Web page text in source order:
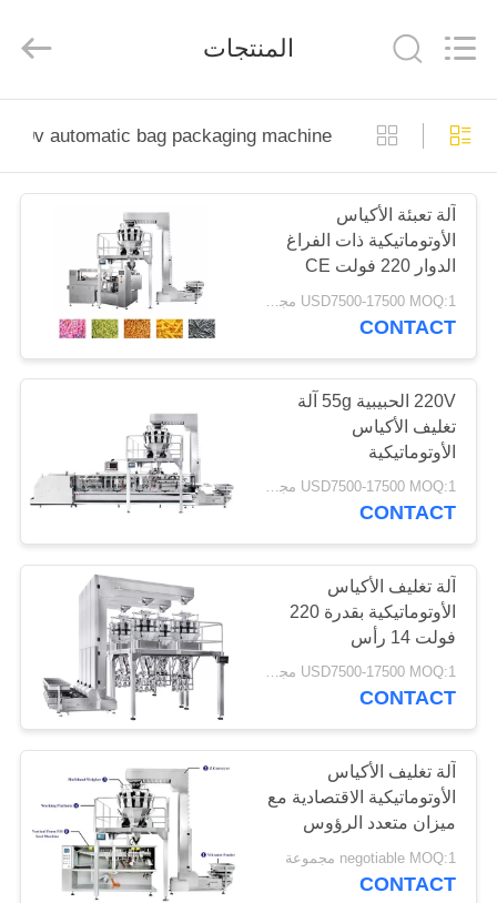
منزل
المنتجات
حول
جولة
في
المعمل
ضبط
الجودة
اتصل
طلب
اقتباس
خريطة
الموقع
Machinery
Co.,
Rights
المنتجات
220v automatic bag packaging machine
آلة تعبئة الأكياس
الأوتوماتيكية ذات الفراغ
الدوار 220 فولت CE
مصدق
USD7500-17500 MOQ:1 مجموعة
CONTACT
220V الحبيبية 55g آلة
تغليف الأكياس
الأوتوماتيكية
USD7500-17500 MOQ:1 مجموعة
CONTACT
آلة تغليف الأكياس
الأوتوماتيكية بقدرة 220
فولت 14 رأس
USD7500-17500 MOQ:1 مجموعة
CONTACT
آلة تغليف الأكياس
الأوتوماتيكية الاقتصادية مع
ميزان متعدد الرؤوس
للأطعمة المنتفخة
negotiable MOQ:1 مجموعة
CONTACT